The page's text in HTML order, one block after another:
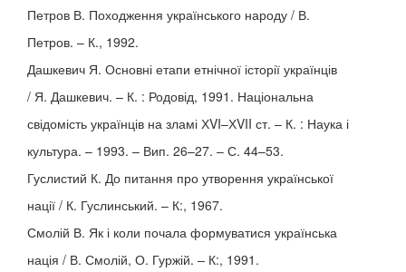
Петров В. Походження українського народу / В.
Петров. – К., 1992.
Дашкевич Я. Основні етапи етнічної історії українців
/ Я. Дашкевич. – К. : Родовід, 1991. Національна
свідомість українців на зламі ХVI–ХVII ст. – К. : Наука і
культура. – 1993. – Вип. 26–27. – С. 44–53.
Гуслистий К. До питання про утворення української
нації / К. Гуслинський. – К:, 1967.
Смолій В. Як і коли почала формуватися українська
нація / В. Смолій, О. Гуржій. – К:, 1991.